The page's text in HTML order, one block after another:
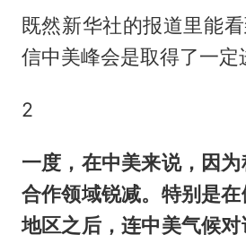
既然新华社的报道里能
信中美峰会是取得了一定
2
一度，在中美来说，因
合作领域锐减。特别是
地区之后，连中美气候对